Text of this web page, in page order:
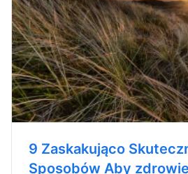
9 Zaskakująco
Sposobów Aby